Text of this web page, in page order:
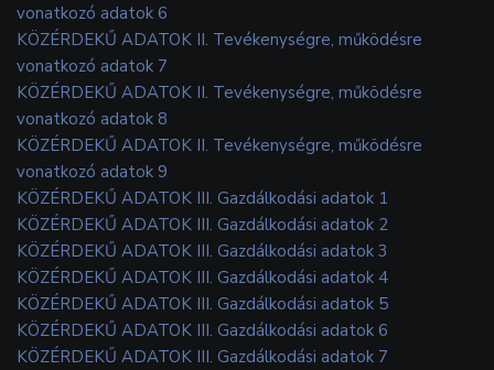
vonatkozó adatok 6
KÖZÉRDEKŰ ADATOK II. Tevékenységre, működésre
vonatkozó adatok 7
KÖZÉRDEKŰ ADATOK II. Tevékenységre, működésre
vonatkozó adatok 8
KÖZÉRDEKŰ ADATOK II. Tevékenységre, működésre
vonatkozó adatok 9
KÖZÉRDEKŰ ADATOK III. Gazdálkodási adatok 1
KÖZÉRDEKŰ ADATOK III. Gazdálkodási adatok 2
KÖZÉRDEKŰ ADATOK III. Gazdálkodási adatok 3
KÖZÉRDEKŰ ADATOK III. Gazdálkodási adatok 4
KÖZÉRDEKŰ ADATOK III. Gazdálkodási adatok 5
KÖZÉRDEKŰ ADATOK III. Gazdálkodási adatok 6
KÖZÉRDEKŰ ADATOK III. Gazdálkodási adatok 7